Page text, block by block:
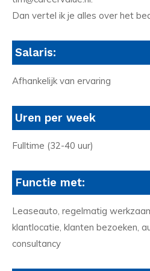
Dan vertel ik je alles over het
Salaris:
Afhankelijk van ervaring
Uren per week
Fulltime (32-40 uur)
Functie met:
Leaseauto, regelmatig
klantlocatie, klanten bezoeken,
consultancy